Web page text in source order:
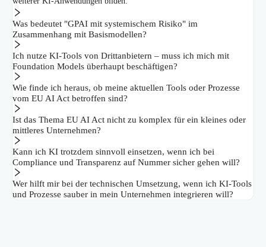
Was bedeutet "GPAI mit systemischem Risiko" im
Zusammenhang mit Basismodellen?
Ich nutze KI-Tools von Drittanbietern – muss ich mich mit
Foundation Models überhaupt beschäftigen?
Wie finde ich heraus, ob meine aktuellen Tools oder Prozesse
vom EU AI Act betroffen sind?
Ist das Thema EU AI Act nicht zu komplex für ein kleines oder
mittleres Unternehmen?
Kann ich KI trotzdem sinnvoll einsetzen, wenn ich bei
Compliance und Transparenz auf Nummer sicher gehen will?
Wer hilft mir bei der technischen Umsetzung, wenn ich KI-Tools
und Prozesse sauber in mein Unternehmen integrieren will?